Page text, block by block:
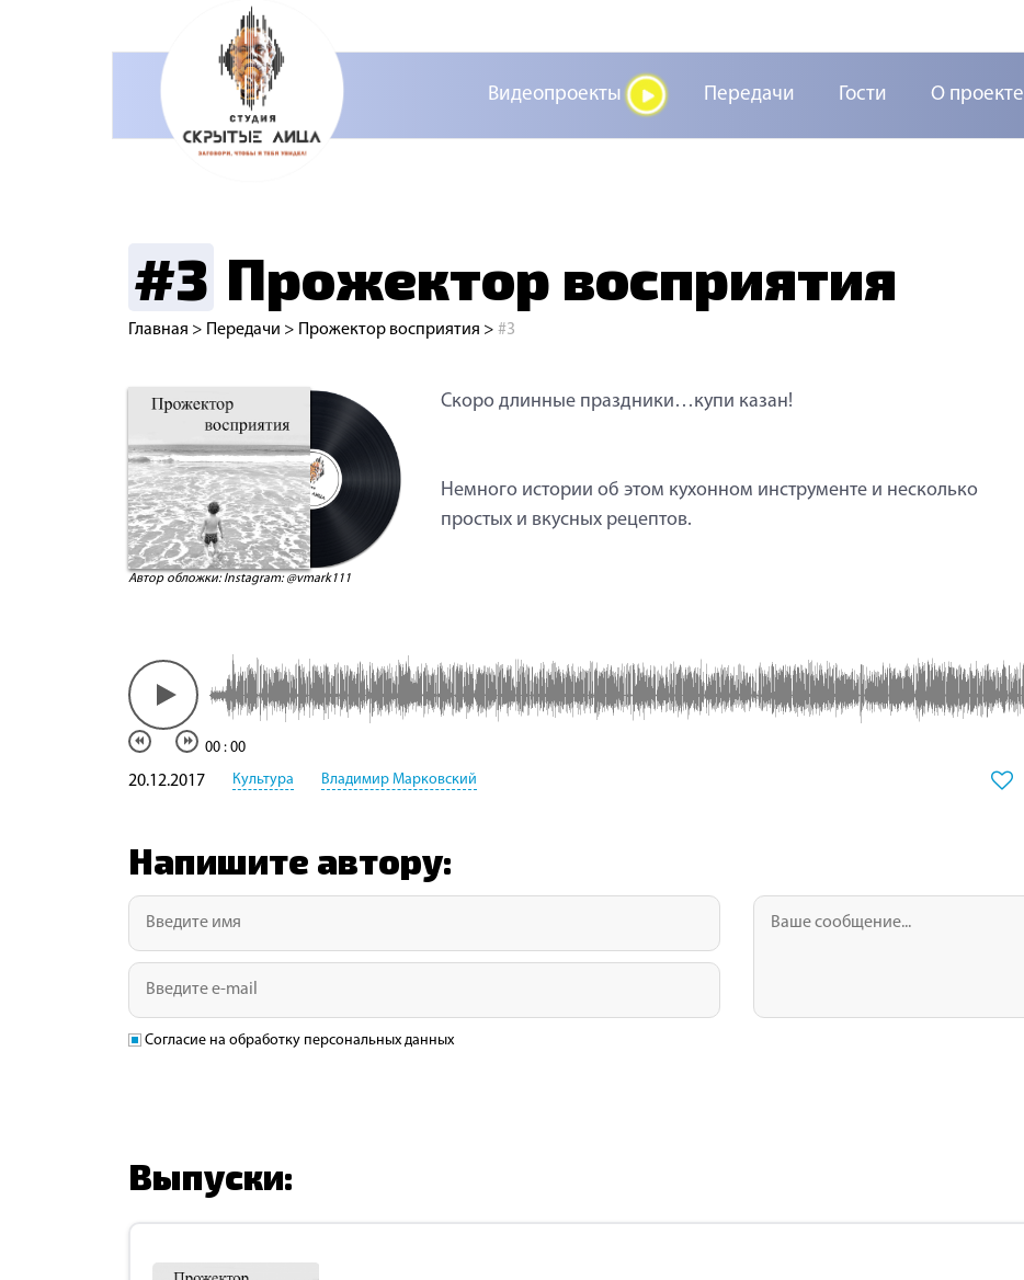
Видеопроекты Передачи Гости О проекте
#3 Прожектор восприятия
Главная > Передачи > Прожектор восприятия > #3
Автор обложки: Instagram: @vmark111
Скоро длинные праздники…купи казан!
Немного истории об этом кухонном инструменте и несколько
простых и вкусных рецептов.
00 : 00
20.12.2017 Культура Владимир Марковский
Напишите автору:
Согласие на обработку персональных данных
Выпуски: